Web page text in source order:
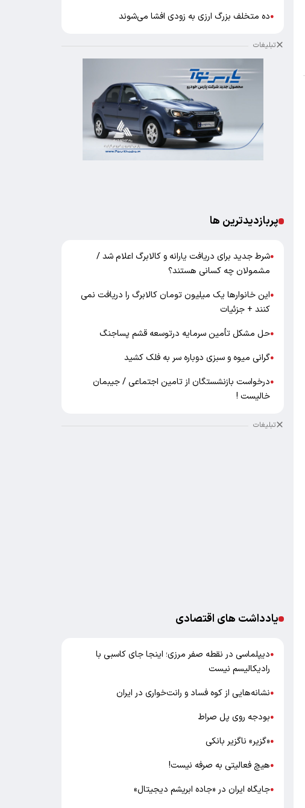
●ده متخلف بزرگ ارزی به زودی افشا می‌شوند
تبلیغات
پربازدیدترین ها
●شرط جدید برای دریافت یارانه و کالابرگ اعلام شد /
مشمولان چه کسانی هستند؟
●این خانوارها یک میلیون تومان کالابرگ را دریافت نمی‌
کنند + جزئیات
●حل مشکل تأمین سرمایه درتوسعه قشم پساجنگ
●گرانی میوه و سبزی دوباره سر به فلک کشید
●درخواست بازنشستگان از تامین اجتماعی / جیبمان
خالیست !
تبلیغات
یادداشت های اقتصادی
●دیپلماسی در نقطه صفر مرزی؛ اینجا جای کاسبی با
رادیکالیسم نیست
●نشانه‌هایی از کوه فساد و رانت‌خواری در ایران
●بودجه روی پل صراط
●«گزیر» ناگزیر بانکی
●هیچ فعالیتی به صرفه نیست!
●جایگاه ایران در «جاده ابریشم دیجیتال»